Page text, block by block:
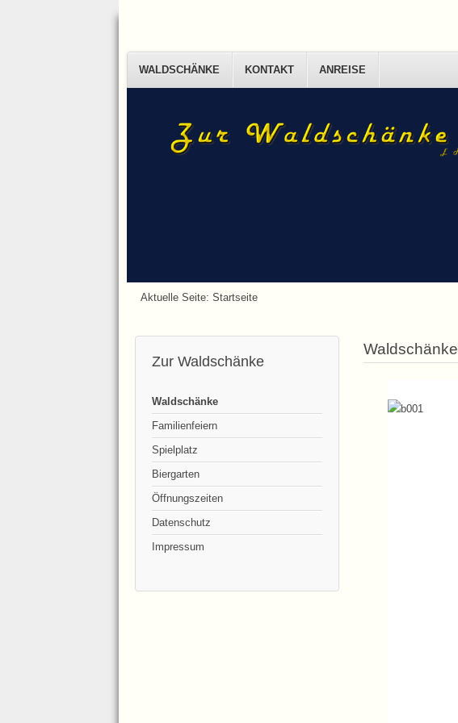
WALDSCHÄNKE KONTAKT ANREISE
Aktuelle Seite: Startseite
Zur Waldschänke
Waldschänke
Familienfeiern
Spielplatz
Biergarten
Öffnungszeiten
Datenschutz
Impressum
Waldschänke